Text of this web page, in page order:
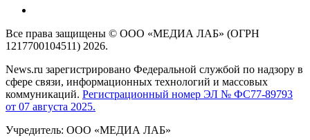
Все права защищены © ООО «МЕДИА ЛАБ» (ОГРН
1217700104511) 2026.
News.ru зарегистрировано Федеральной службой по надзору в
сфере связи, информационных технологий и массовых
коммуникаций. Регистрационный номер ЭЛ № ФС77-89793
от 07 августа 2025.
Учредитель: ООО «МЕДИА ЛАБ»